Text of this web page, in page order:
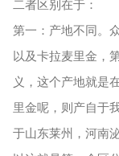
二者区别在于：
第一：产地不同。
以及卡拉麦里金，
义，这个产地就是
里金呢，则产自于
于山东莱州，河南